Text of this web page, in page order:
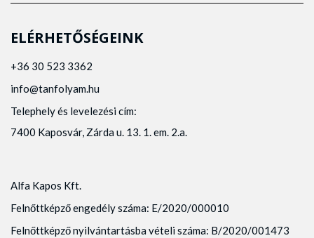
ELÉRHETŐSÉGEINK
+36 30 523 3362
info@tanfolyam.hu
Telephely és levelezési cím:
7400 Kaposvár, Zárda u. 13. 1. em. 2.a.
Alfa Kapos Kft.
Felnőttképző engedély száma: E/2020/000010
Felnőttképző nyilvántartásba vételi száma: B/2020/001473